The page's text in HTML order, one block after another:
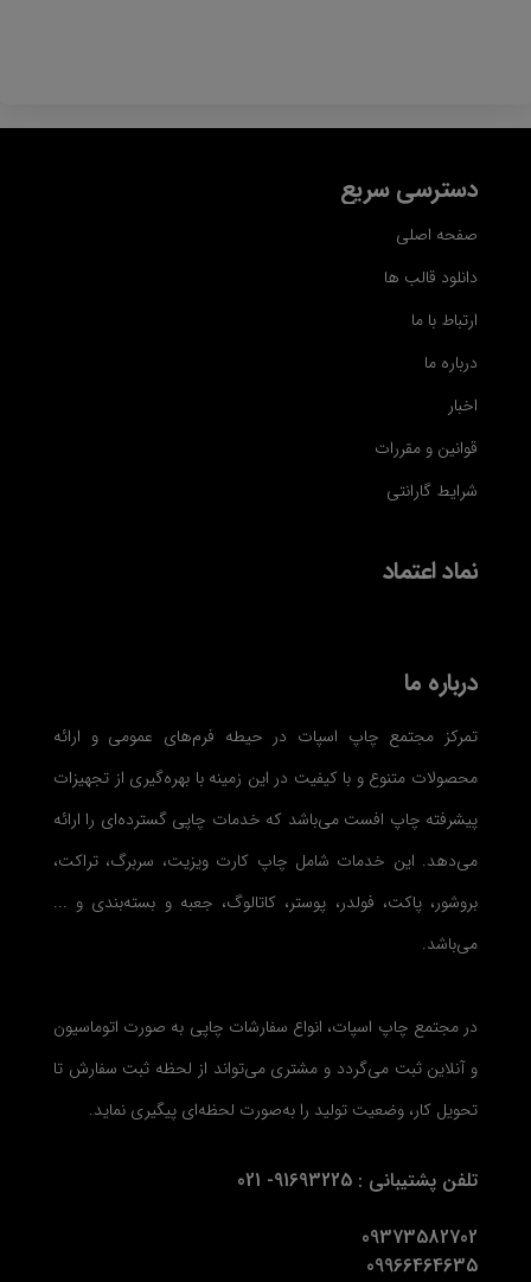
دسترسی سریع
صفحه اصلی
دانلود قالب ها
ارتباط با ما
درباره ما
اخبار
قوانین و مقررات
شرایط گارانتی
نماد اعتماد
درباره ما
تمرکز مجتمع چاپ اسپات در حیطه فرم‌های عمومی و ارائه
محصولات متنوع و با کیفیت در این زمینه با بهره‌گیری از تجهیزات
پیشرفته چاپ افست می‌باشد که خدمات چاپی گسترده‌ای را ارائه
می‌دهد. این خدمات شامل چاپ کارت ویزیت، سربرگ، تراکت،
بروشور، پاکت، فولدر، پوستر، کاتالوگ، جعبه و بسته‌بندی و ...
می‌باشد.
در مجتمع چاپ اسپات، انواع سفارشات چاپی به صورت اتوماسیون
و آنلاین ثبت می‌گردد و مشتری می‌تواند از لحظه ثبت سفارش تا
تحویل کار، وضعیت تولید را به‌صورت لحظه‌ای پیگیری نماید.
تلفن پشتیبانی : 91693225- 021
09373582702
09966464635